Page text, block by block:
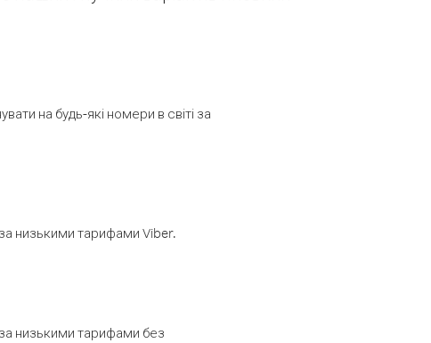
на будь-які номери в світі за
низькими тарифами Viber.
низькими тарифами без